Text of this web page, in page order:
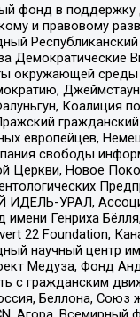
фонд в поддержку
и правовому
Республиканский
Демократические
окружающей среды
Коалиция
европейцев,
свободы
Церкви, Новое
УРАЛ,
Генриха
22 Foundation,
научный центр
Медуза, Фонд
с гражданским
Беллона, Союз